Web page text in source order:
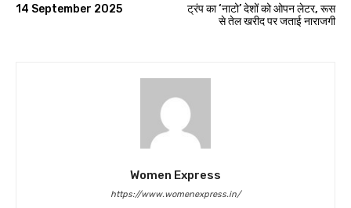
14 September 2025
ट्रंप का ‘नाटो’ देशों को ओपन लेटर, रूस
से तेल खरीद पर जताई नाराजगी
Women Express
https://www.womenexpress.in/